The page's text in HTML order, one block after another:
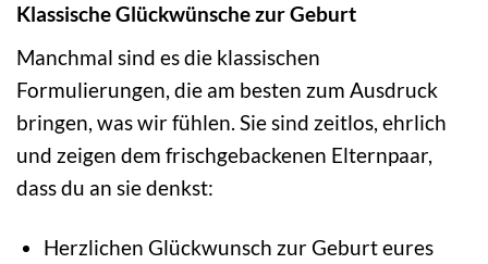
Klassische Glückwünsche zur Geburt
Manchmal sind es die klassischen
Formulierungen, die am besten zum Ausdruck
bringen, was wir fühlen. Sie sind zeitlos, ehrlich
und zeigen dem frischgebackenen Elternpaar,
dass du an sie denkst:
Herzlichen Glückwunsch zur Geburt eures